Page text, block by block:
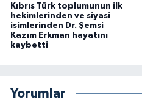
Kıbrıs Türk toplumunun ilk
hekimlerinden ve siyasi
isimlerinden Dr. Şemsi
Kazım Erkman hayatını
kaybetti
Yorumlar